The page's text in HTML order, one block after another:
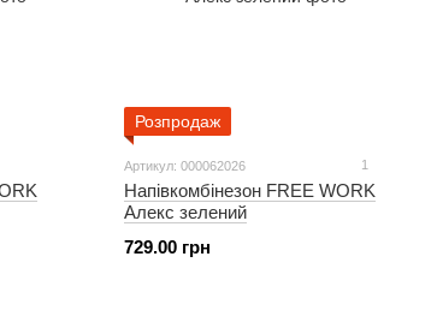
Розпродаж
Артикул: 000062026 1
Напівкомбінезон FREE WORK
Алекс зелений
729.00 грн